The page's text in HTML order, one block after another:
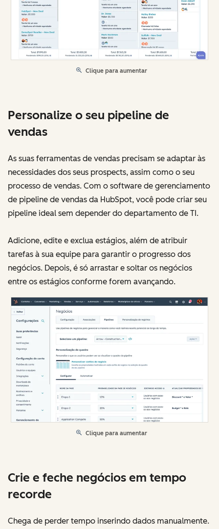
Clique para aumentar
Personalize o seu pipeline de
vendas
As suas ferramentas de vendas precisam se adaptar às
necessidades dos seus prospects, assim como o seu
processo de vendas. Com o software de gerenciamento
de pipeline de vendas da HubSpot, você pode criar seu
pipeline ideal sem depender do departamento de TI.
Adicione, edite e exclua estágios, além de atribuir
tarefas à sua equipe para garantir o progresso dos
negócios. Depois, é só arrastar e soltar os negócios
entre os estágios conforme forem avançando.
Clique para aumentar
Crie e feche negócios em tempo
recorde
Chega de perder tempo inserindo dados manualmente.